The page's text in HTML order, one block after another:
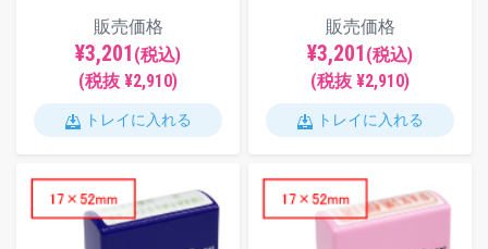
販売価格
¥3,201 (税込)
(税抜 ¥2,910)
トレイに入れる
販売価格
¥3,201 (税込)
(税抜 ¥2,910)
トレイに入れる